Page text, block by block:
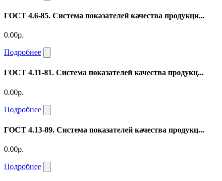
ГОСТ 4.6-85. Система показателей качества продукци...
0.00р.
Подробнее
ГОСТ 4.11-81. Система показателей качества продукц...
0.00р.
Подробнее
ГОСТ 4.13-89. Система показателей качества продукц...
0.00р.
Подробнее